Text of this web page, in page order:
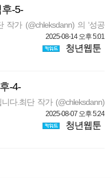
-5-
작가 (@chleksdann) 의 ‘성공
2025-08-14 오후 5:01
청년웹툰
-4-
다.최단 작가 (@chleksdann)
2025-08-07 오후 5:24
청년웹툰